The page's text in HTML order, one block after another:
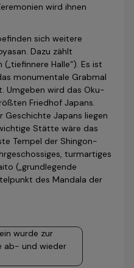
wird ihnen
sich weitere
Dazu zählt
Halle“). Es ist
monumentale Grabmal
Umgeben wird das Oku-
Friedhof Japans.
Geschichte Japans liegen
Stätte wäre das
Tempel der Shingon-
turmartiges
(„grundlegende
des Mandala der